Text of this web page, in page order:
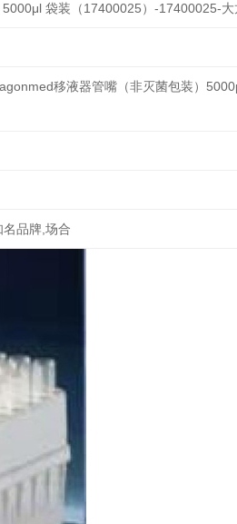
袋装（17400025）-17400025-
移液器管嘴（非灭菌包装）
品牌,场合